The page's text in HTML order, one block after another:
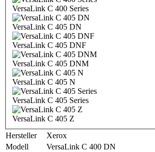
VersaLink C 400 Series
VersaLink C 405 DN
VersaLink C 405 DNF
VersaLink C 405 DNM
VersaLink C 405 N
VersaLink C 405 Series
VersaLink C 405 Z
Hersteller
Xerox
Modell
VersaLink C 400 DN